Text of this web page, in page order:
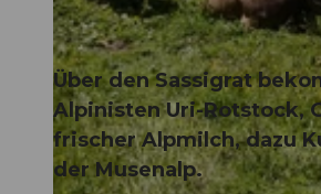
Über den Sassigrat
Alpinisten Uri-Rotstock,
frischer Alpmilch, dazu
der Musenalp.